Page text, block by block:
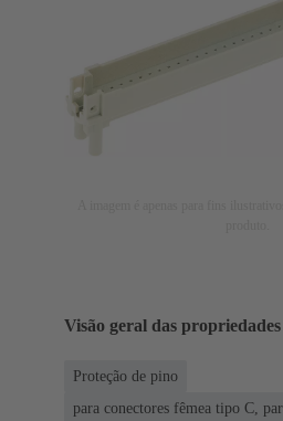
Visão geral das propriedades
Proteção de pino
para conectores fêmea tipo C,